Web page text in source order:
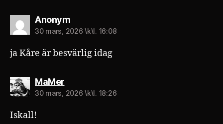
Anonymsäger:
30 mars, 2026 \k\l. 16:08
ja Kåre är besvärlig idag
MaMersäger:
30 mars, 2026 \k\l. 18:26
Iskall!